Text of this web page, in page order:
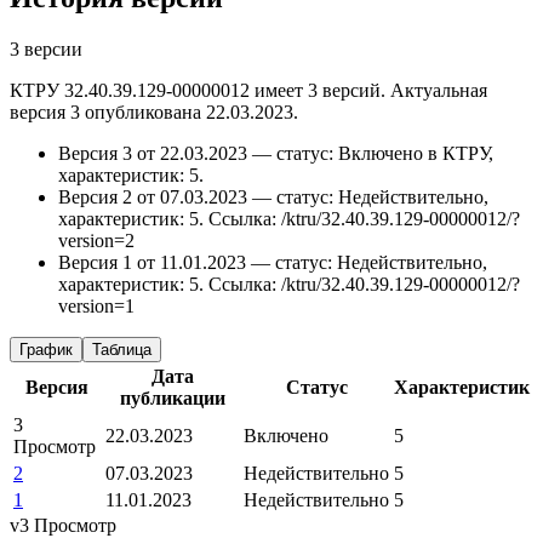
3 версии
КТРУ 32.40.39.129-00000012 имеет 3 версий. Актуальная
версия 3 опубликована 22.03.2023.
Версия 3 от 22.03.2023 — статус: Включено в КТРУ,
характеристик: 5.
Версия 2 от 07.03.2023 — статус: Недействительно,
характеристик: 5. Ссылка: /ktru/32.40.39.129-00000012/?
version=2
Версия 1 от 11.01.2023 — статус: Недействительно,
характеристик: 5. Ссылка: /ktru/32.40.39.129-00000012/?
version=1
График Таблица
Версия
Дата
публикации
Статус
Характеристик
3
Просмотр
22.03.2023 Включено
5
2
07.03.2023 Недействительно 5
1
11.01.2023 Недействительно 5
v3 Просмотр